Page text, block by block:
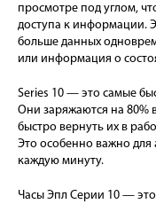
просмотре под углом,
доступа к информации.
больше данных
или информация о
Series 10 — это самые
Они заряжаются на 80%
быстро вернуть их в
Это особенно важно для
каждую минуту.
Часы Эпл Серии 10 —